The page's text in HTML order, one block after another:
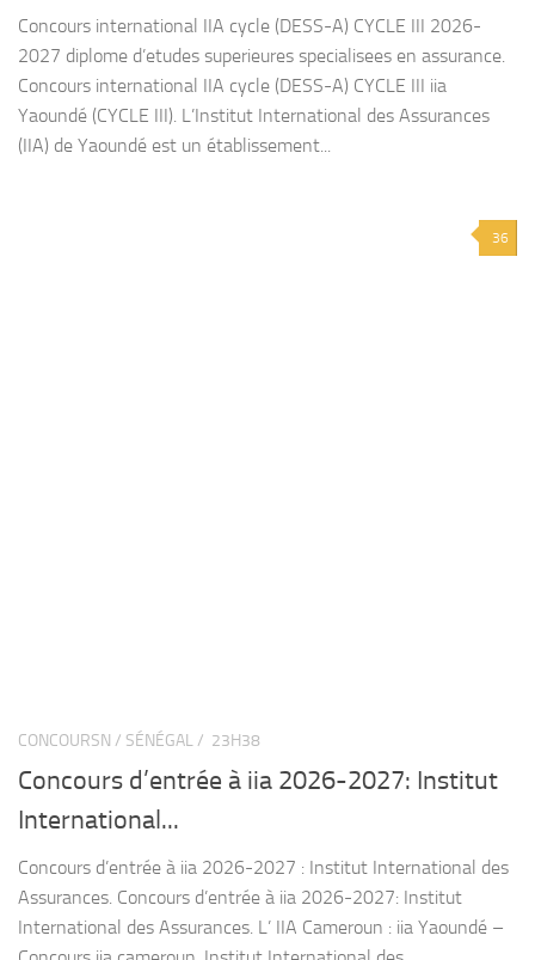
Concours international IIA cycle (DESS-A) CYCLE III 2026-
2027 diplome d’etudes superieures specialisees en assurance.
Concours international IIA cycle (DESS-A) CYCLE III iia
Yaoundé (CYCLE III). L’Institut International des Assurances
(IIA) de Yaoundé est un établissement...
36
CONCOURSN / SÉNÉGAL / 23H38
Concours d’entrée à iia 2026-2027: Institut
International...
Concours d’entrée à iia 2026-2027 : Institut International des
Assurances. Concours d’entrée à iia 2026-2027: Institut
International des Assurances. L’ IIA Cameroun : iia Yaoundé –